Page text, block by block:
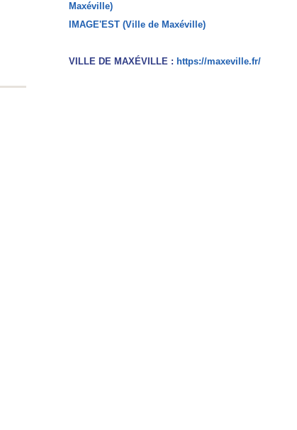
Maxéville)
IMAGE'EST (Ville de Maxéville)
VILLE DE MAXÉVILLE : https://maxeville.fr/